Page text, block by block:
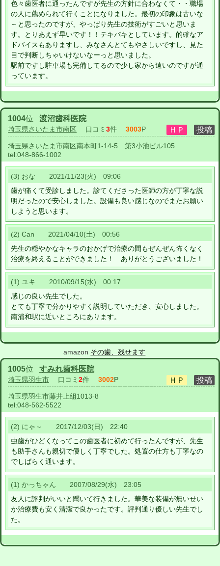
色々歯医者に通ったんですが先生の方針に合わなくて・・職場
の人に薦められて行くことになりました。最初の印象は古いな
～と思ったのですが、やっぱり先生の技術がすごいと思いま
す。とりあえず早いです！！テキパキとしています。的確なア
ドバイスもありますし、みなさんとてもやさしいですし、見た
目で判断しちゃいけないなーっと思いました。
駅前ですし駐車場も完備してるので少し家から遠いのですが通
っています。
1004位 渡沼歯科医院
埼玉県さいたま市南区 口コミ 3件 3003P
埼玉県さいたま市南区南本町1-14-5 第3小池ビル105
tel:048-866-1002
(3) おな 2021/11/23(火) 09:06
歯が痛くて受診しました。診てくださった医師の方が丁寧な説
明だったので安心しました。設備も良い感じなのでまたお願い
しようと思います。
(2) Can 2021/04/10(土) 00:56
先生の穏やかなキャラのおかげで治療の間もぜんぜん怖くなく
治療を終えることができました！ ありがとうございました！
(1) ユキ 2010/09/15(水) 00:17
感じの良い先生でした。
とても丁寧で分かりやすく説明していただき、安心しました。
南浦和駅に近いところにあります。
amazon その歯、残せます
1005位 すみれ歯科医院
埼玉県羽生市 口コミ 2件 3002P
埼玉県羽生市藤井上組1013-8
tel:048-562-5522
(2) にゃ～ 2017/12/03(日) 22:40
虫歯がひどくなってこの歯医者に初めて行ったんですが、先生
も助手さんも親切で優しく丁寧でした。処置の仕方も丁寧なの
でしばらく通います。
(1) かっちゃん 2007/08/29(水) 23:05
友人に評判がいいと聞いて行きました。華美な装備が無いせい
か治療費も安く清潔で良かったです。評判通り優しい先生でし
た。